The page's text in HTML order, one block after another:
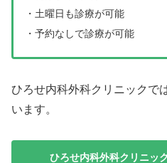
・土曜日も診療が可能
・予約なしで診療が可能
ひろせ内科外科クリニックで
います。
ひろせ内科外科クリニッ